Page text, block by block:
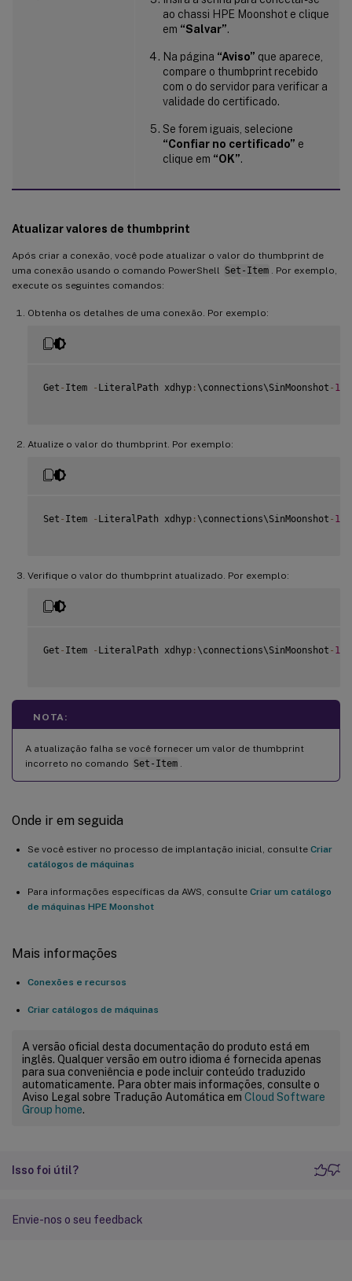
ao chassi HPE Moonshot e clique
em “Salvar”.
Na página “Aviso” que aparece,
compare o thumbprint recebido
com o do servidor para verificar a
validade do certificado.
Se forem iguais, selecione
“Confiar no certificado” e
clique em “OK”.
Atualizar valores de thumbprint
Após criar a conexão, você pode atualizar o valor do thumbprint de
uma conexão usando o comando PowerShell
Set-Item
. Por exemplo,
execute os seguintes comandos:
Obtenha os detalhes de uma conexão. Por exemplo:
Get - Item - LiteralPath xdhyp : \connections\SinMoonshot - 101
Atualize o valor do thumbprint. Por exemplo:
Set - Item - LiteralPath xdhyp : \connections\SinMoonshot - 101
Verifique o valor do thumbprint atualizado. Por exemplo:
Get - Item - LiteralPath xdhyp : \connections\SinMoonshot - 101
NOTA:
A atualização falha se você fornecer um valor de thumbprint
incorreto no comando Set-Item
Onde ir em seguida
Se você estiver no processo de implantação inicial, consulte Criar
catálogos de máquinas
Para informações específicas da AWS, consulte Criar um catálogo
de máquinas HPE Moonshot
Mais informações
Conexões e recursos
Criar catálogos de máquinas
A versão oficial desta documentação do produto está em
inglês. Qualquer versão em outro idioma é fornecida apenas
para sua conveniência e pode incluir conteúdo traduzido
automaticamente. Para obter mais informações, consulte o
Aviso Legal sobre Tradução Automática em Cloud Software
Group home.
Isso foi útil?
Envie-nos o seu feedback